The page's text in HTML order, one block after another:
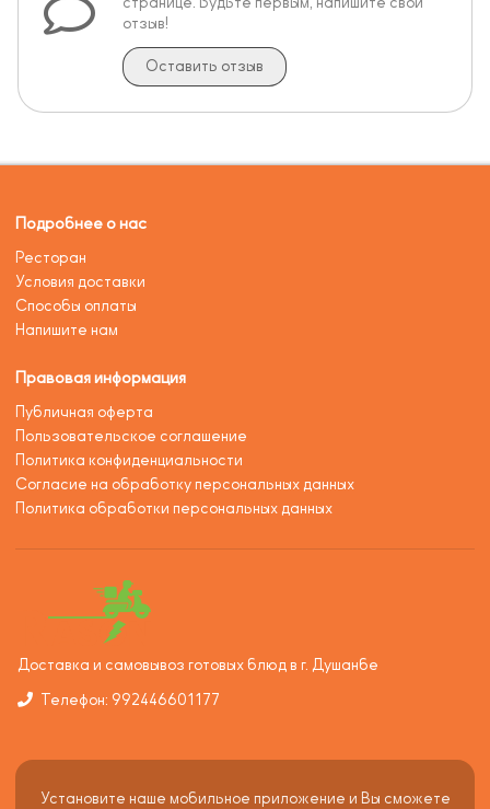
отзыв!
Оставить отзыв
Подробнее о нас
Ресторан
Условия доставки
Способы оплаты
Напишите нам
Правовая информация
Публичная оферта
Пользовательское соглашение
Политика конфиденциальности
Согласие на обработку персональных данных
Политика обработки персональных данных
Доставка и самовывоз готовых блюд в г. Душанбе
Телефон: 992446601177
Установите наше мобильное приложение и Вы сможете